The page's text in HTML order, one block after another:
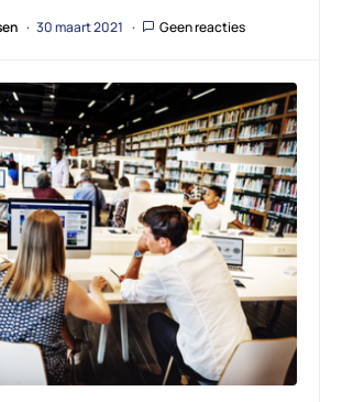
30 maart 2021 Geen reacties